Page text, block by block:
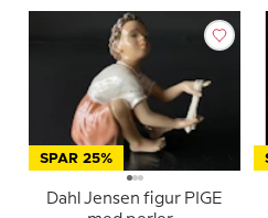
SPAR 25%
Dahl Jensen figur PIGE